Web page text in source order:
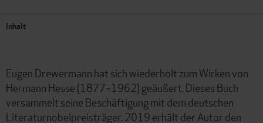
Inhalt
Eugen Drewermann hat sich wiederholt zum Wirken von
Hermann Hesse (1877–1962) geäußert. Dieses Buch
versammelt seine Beschäftigung mit dem deutschen
Literaturnobelpreisträger. 2019 erhält der Autor den